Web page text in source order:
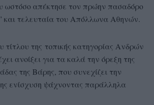
ωστόσο απέκτησε τον πρώην πασαδόρο
και τελευταία του Απόλλωνα Αθηνών.
τίτλου της τοπικής κατηγορίας Ανδρών
ανοίξει για τα καλά την όρεξη της
της Βάρης, που συνεχίζει την
ενίσχυση ψάχνοντας παράλληλα